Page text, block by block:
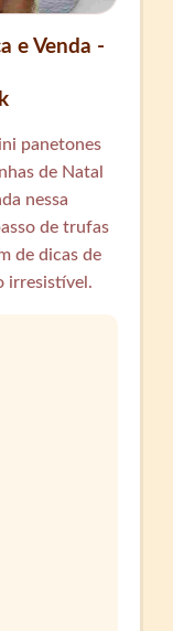
e Venda -
panetones
de Natal
nessa
de trufas
de dicas de
irresistível.